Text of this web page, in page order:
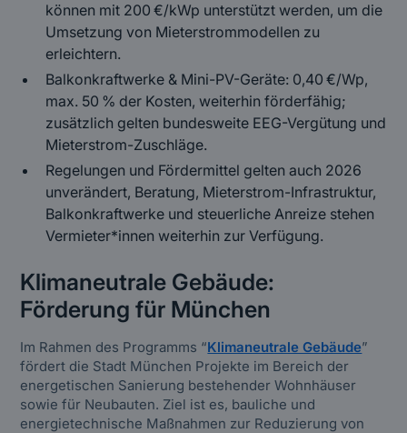
können mit 200 €/kWp unterstützt werden, um die
Umsetzung von Mieterstrommodellen zu
erleichtern.
Balkonkraftwerke & Mini-PV-Geräte: 0,40 €/Wp,
max. 50 % der Kosten, weiterhin förderfähig;
zusätzlich gelten bundesweite EEG-Vergütung und
Mieterstrom-Zuschläge.
Regelungen und Fördermittel gelten auch 2026
unverändert, Beratung, Mieterstrom-Infrastruktur,
Balkonkraftwerke und steuerliche Anreize stehen
Vermieter*innen weiterhin zur Verfügung.
Klimaneutrale Gebäude:
Förderung für München
Im Rahmen des Programms “Klimaneutrale Gebäude”
fördert die Stadt München Projekte im Bereich der
energetischen Sanierung bestehender Wohnhäuser
sowie für Neubauten. Ziel ist es, bauliche und
energietechnische Maßnahmen zur Reduzierung von